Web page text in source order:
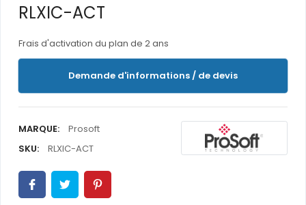
RLXIC-ACT
Frais d'activation du plan de 2 ans
Demande d'informations / de devis
MARQUE:
Prosoft
SKU:
RLXIC-ACT